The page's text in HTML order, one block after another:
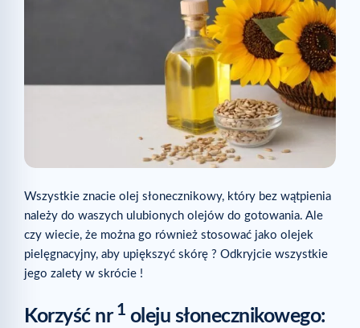
Wszystkie znacie olej słonecznikowy, który bez wątpienia
należy do waszych ulubionych olejów do gotowania. Ale
czy wiecie, że można go również stosować jako olejek
pielęgnacyjny, aby upiększyć skórę ? Odkryjcie wszystkie
jego zalety w skrócie !
Korzyść nr1 oleju słonecznikowego: